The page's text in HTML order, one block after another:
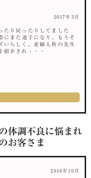
2017年3月
たり戻ったりしてました
にまた逆子になり、もうそ
いらしく、産婦人科の先生
紹介され・・・
体調不良に悩まれ
お客さま
2016年10月